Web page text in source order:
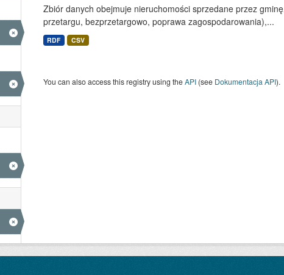
Zbiór danych obejmuje nieruchomości sprzedane przez
przetargu, bezprzetargowo, poprawa zagospodarowania),...
RDF CSV
You can also access this registry using theAPI(see Dokumentacja API).